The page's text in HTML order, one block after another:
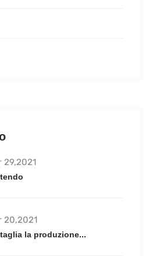
29,2021
20,2021
la produzione...